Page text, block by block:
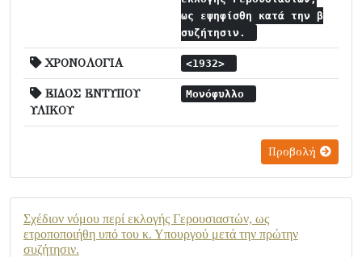
ως εψηφίσθη κατά την β
συζήτησιν.
ΧΡΟΝΟΛΟΓΙΑ <1932>
ΕΙΔΟΣ ΕΝΤΥΠΟΥ
ΥΛΙΚΟΥ
Μονόφυλλο
Προβολή
Σχέδιον νόμου περί εκλογής Γερουσιαστών, ως
ετροποποιήθη υπό του κ. Υπουργού μετά την πρώτην
συζήτησιν.